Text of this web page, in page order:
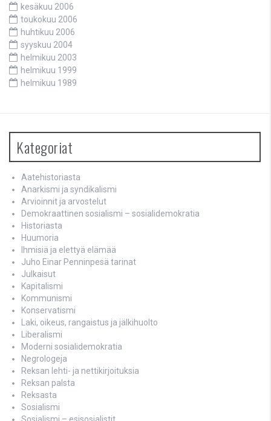
kesäkuu 2006
toukokuu 2006
huhtikuu 2006
syyskuu 2004
helmikuu 2003
helmikuu 1999
helmikuu 1989
Kategoriat
Aatehistoriasta
Anarkismi ja syndikalismi
Arvioinnit ja arvostelut
Demokraattinen sosialismi – sosialidemokratia
Historiasta
Huumoria
Ihmisiä ja elettyä elämää
Juho Einar Penninpesä tarinat
Julkaisut
Kapitalismi
Kommunismi
Konservatismi
Laki, oikeus, rangaistus ja jälkihuolto
Liberalismi
Moderni sosialidemokratia
Negrologeja
Reksan lehti- ja nettikirjoituksia
Reksan palsta
Reksasta
Sosialismi